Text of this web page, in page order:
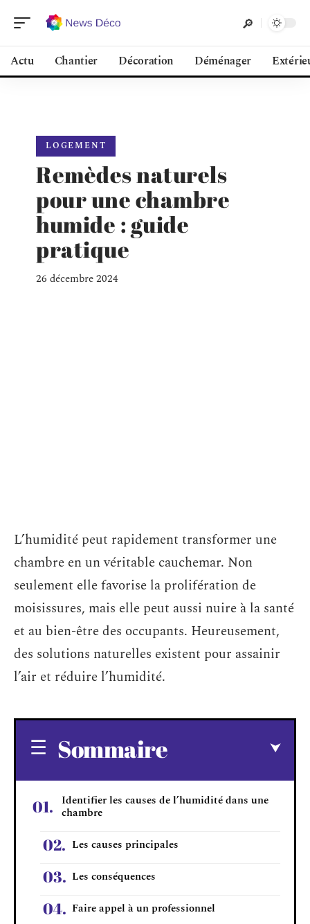
Actu Chantier Décoration Déménager
LOGEMENT
Remèdes naturels
pour une chambre
humide : guide
pratique
26 décembre 2024
L’humidité peut rapidement transformer une
chambre en un véritable cauchemar. Non
seulement elle favorise la prolifération de
moisissures, mais elle peut aussi nuire à la santé
et au bien-être des occupants. Heureusement,
des solutions naturelles existent pour assainir
l’air et réduire l’humidité.
Sommaire
Identifier les causes de l’humidité dans une
chambre
Les causes principales
Les conséquences
Faire appel à un professionnel